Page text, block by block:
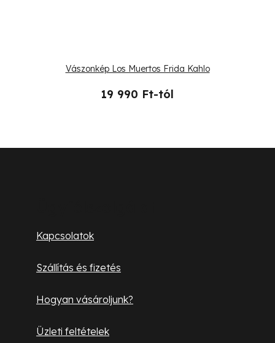
Vászonkép Los Muertos Frida Kahlo
19 990 Ft-tól
Kapcsolatok
Szállítás és fizetés
Hogyan vásároljunk?
Üzleti feltételek